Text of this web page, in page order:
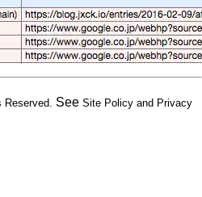
Reserved. SeeSite Policy and Privacy